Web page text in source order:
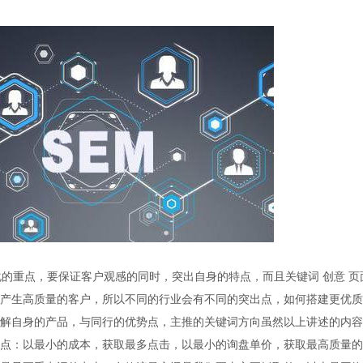
点，要保证客户观感的同时，突出自身的特点，而且关键词 创意 页
生高质量的客户，所以不同的行业会有不同的突出点，如何搭建更优
自身的产品，与同行的优势点，主推的关键词方向虽然以上讲述的内
：以最小的成本，获取最多点击，以最小的询盘单价，获取最高质量